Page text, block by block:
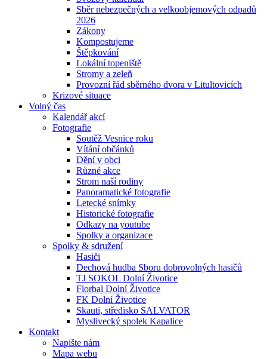
Sběr nebezpečných a velkoobjemových odpadů
2026
Zákony
Kompostujeme
Štěpkování
Lokální topeniště
Stromy a zeleň
Provozní řád sběrného dvora v Litultovicích
Krizové situace
Volný čas
Kalendář akcí
Fotografie
Soutěž Vesnice roku
Vítání občánků
Dění v obci
Různé akce
Strom naší rodiny
Panoramatické fotografie
Letecké snímky
Historické fotografie
Odkazy na youtube
Spolky a organizace
Spolky & sdružení
Hasiči
Dechová hudba Sboru dobrovolných hasičů
TJ SOKOL Dolní Životice
Florbal Dolní Životice
FK Dolní Životice
Skauti, středisko SALVATOR
Myslivecký spolek Kapalice
Kontakt
Napište nám
Mapa webu